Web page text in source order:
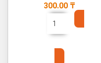
300.00 ₸